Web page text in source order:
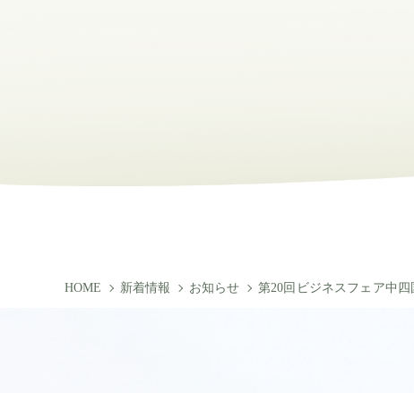
HOME 新着情報 お知らせ 第20回ビジネスフェア中